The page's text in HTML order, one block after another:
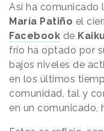
Así ha comunicado
María Patiño el
Facebook de
frío ha optado por
bajos niveles de
en los últimos
comunidad, tal y
en un comunicado,